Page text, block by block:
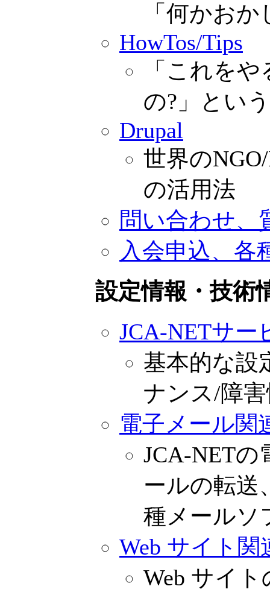
「何かお
HowTos/Tips
「これを
の?」とい
Drupal
世界の
の活用法
問い合わせ、
入会申込、各
設定情報・技術
JCA-NETサー
基本的な設
ナンス/障
電子メール関
JCA-NET
ールの転送
種メールソ
Web サイト関
Web サイ